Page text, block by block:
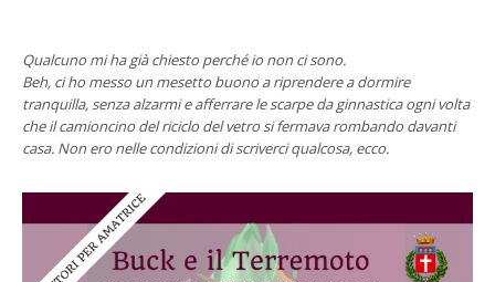
Qualcuno mi ha già chiesto perché io non ci sono.
Beh, ci ho messo un mesetto buono a riprendere a dormire
tranquilla, senza alzarmi e afferrare le scarpe da ginnastica ogni volta
che il camioncino del riciclo del vetro si fermava rombando davanti
casa. Non ero nelle condizioni di scriverci qualcosa, ecco.